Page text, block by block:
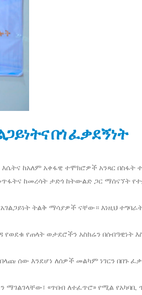
በጎ ፈቃደኝነት
ከአለም አቀፋዊ ተሞክሮዎች አንጻር በስፋት
ከመረሳት ታድጎ ከትውልድ ጋር ማሰናኘት
ትልቅ ማሳያዎች ናቸው። እነዚህ
የጠላት ወታደሮችን አስክሬን በሰብዓዊነት
ሰው እንደሆነ ለሰዎች መልካም ነገርን በበጉ
ማገልገላቸው፣ «ጥበብ ለተፈጥሮ» የሚል የአካባቢ